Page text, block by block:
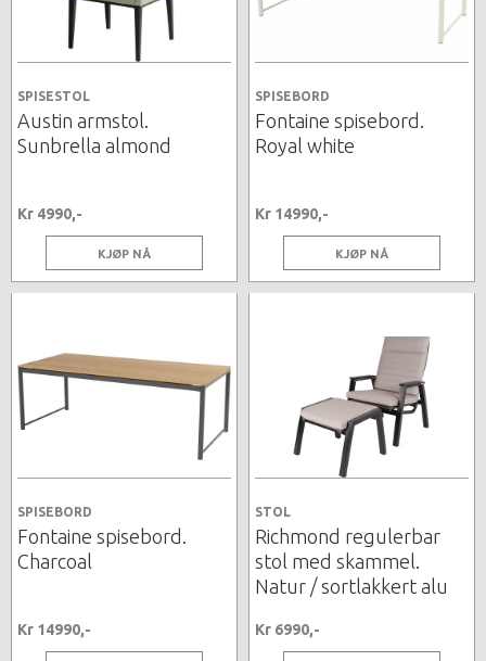
SPISESTOL
Austin armstol.
Sunbrella almond
Kr 4990,-
KJØP NÅ
SPISEBORD
Fontaine spisebord.
Royal white
Kr 14990,-
KJØP NÅ
SPISEBORD
Fontaine spisebord.
Charcoal
Kr 14990,-
STOL
Richmond regulerbar
stol med skammel.
Natur / sortlakkert alu
Kr 6990,-